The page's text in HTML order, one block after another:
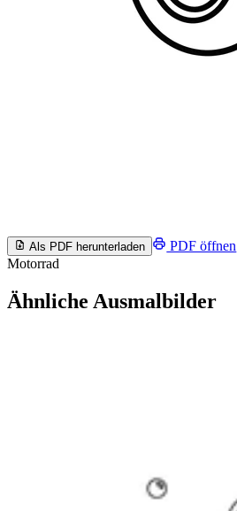
Als PDF herunterladen
PDF öffnen
Motorrad
Ähnliche Ausmalbilder